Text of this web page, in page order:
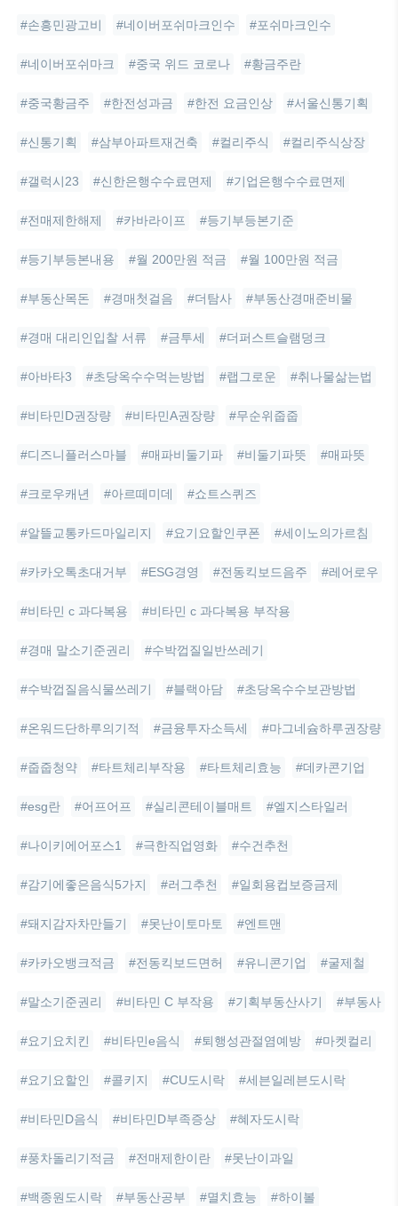
#손흥민광고비 #네이버포쉬마크인수 #포쉬마크인수
#네이버포쉬마크 #중국 위드 코로나 #황금주란
#중국황금주 #한전성과금 #한전 요금인상 #서울신통기획
#신통기획 #삼부아파트재건축 #컬리주식 #컬리주식상장
#갤럭시23 #신한은행수수료면제 #기업은행수수료면제
#전매제한해제 #카바라이프 #등기부등본기준
#등기부등본내용 #월 200만원 적금 #월 100만원 적금
#부동산목돈 #경매첫걸음 #더탐사 #부동산경매준비물
#경매 대리인입찰 서류 #금투세 #더퍼스트슬램덩크
#아바타3 #초당옥수수먹는방법 #랩그로운 #취나물삶는법
#비타민D권장량 #비타민A권장량 #무순위줍줍
#디즈니플러스마블 #매파비둘기파 #비둘기파뜻 #매파뜻
#크로우캐년 #아르떼미데 #쇼트스퀴즈
#알뜰교통카드마일리지 #요기요할인쿠폰 #세이노의가르침
#카카오톡초대거부 #ESG경영 #전동킥보드음주 #레어로우
#비타민 c 과다복용 #비타민 c 과다복용 부작용
#경매 말소기준권리 #수박껍질일반쓰레기
#수박껍질음식물쓰레기 #블랙아담 #초당옥수수보관방법
#온워드단하루의기적 #금융투자소득세 #마그네슘하루권장량
#줍줍청약 #타트체리부작용 #타트체리효능 #데카콘기업
#esg란 #어프어프 #실리콘테이블매트 #엘지스타일러
#나이키에어포스1 #극한직업영화 #수건추천
#감기에좋은음식5가지 #러그추천 #일회용컵보증금제
#돼지감자차만들기 #못난이토마토 #엔트맨
#카카오뱅크적금 #전동킥보드면허 #유니콘기업 #굴제철
#말소기준권리 #비타민 C 부작용 #기획부동산사기 #부동사
#요기요치킨 #비타민e음식 #퇴행성관절염예방 #마켓컬리
#요기요할인 #콜키지 #CU도시락 #세븐일레븐도시락
#비타민D음식 #비타민D부족증상 #혜자도시락
#풍차돌리기적금 #전매제한이란 #못난이과일
#백종원도시락 #부동산공부 #멸치효능 #하이볼